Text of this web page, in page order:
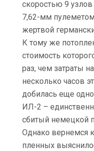
скоростью 9
7,62-мм
жертвой
К тому же
стоимость
раз, чем затраты
несколько часов
добилась еще
ИЛ-2 –
сбитый немецкой
Однако вернемся
пленных